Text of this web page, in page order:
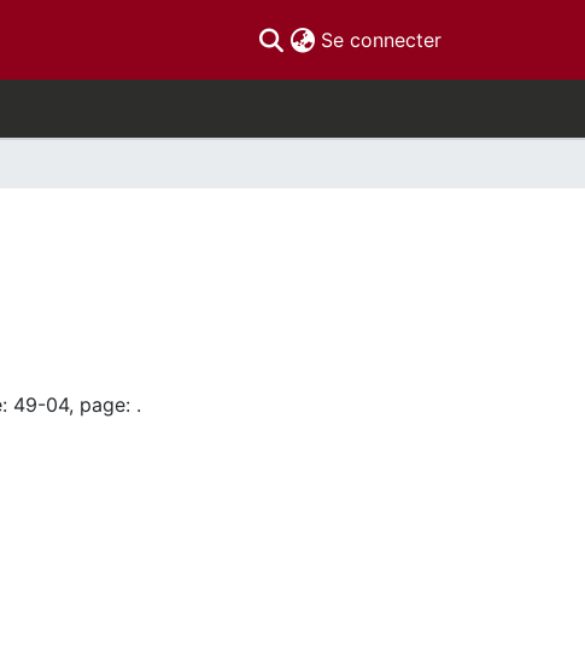
Se connecter(current)
49-04, page: .